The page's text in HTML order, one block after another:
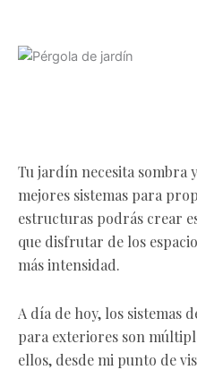
Tu jardín necesita sombra
mejores sistemas para
estructuras podrás crear
que disfrutar de los
más intensidad.
A día de hoy, los sistemas
para exteriores son
ellos, desde mi punto de